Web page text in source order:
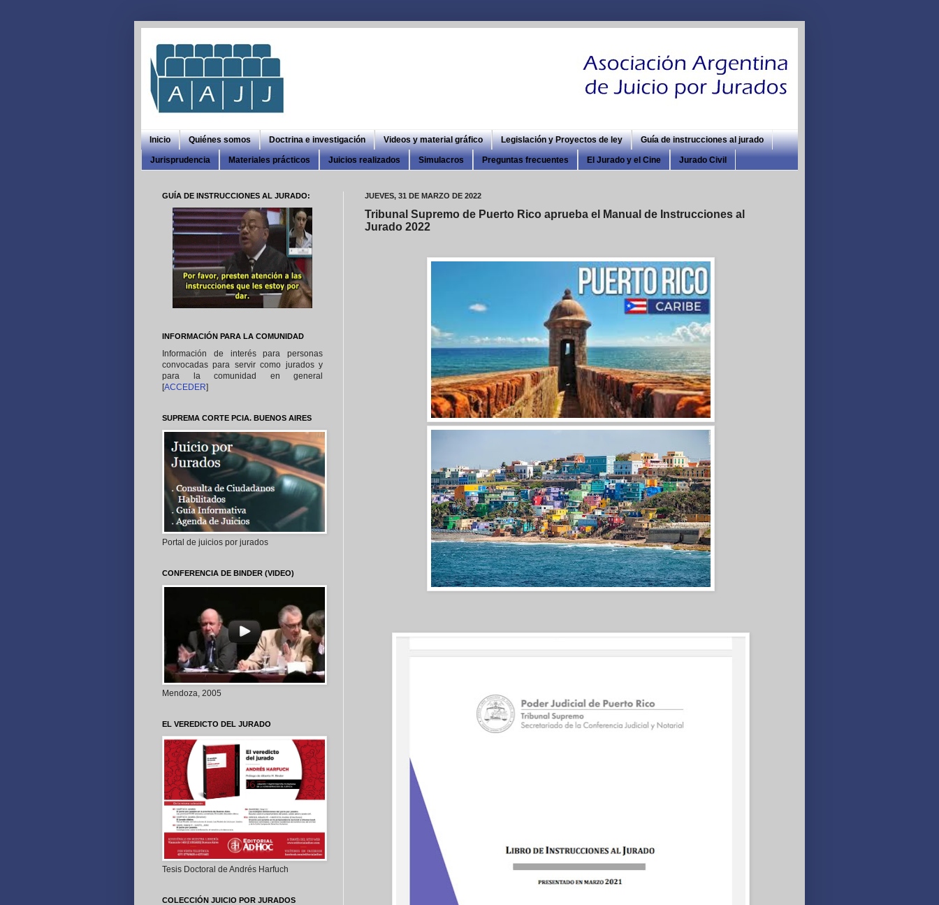
Inicio Quiénes somos Doctrina e investigación Videos y material gráfico Legislación y Proyectos de ley Guía de instrucciones al jurado
Jurisprudencia Materiales prácticos Juicios realizados Simulacros Preguntas frecuentes El Jurado y el Cine Jurado Civil
JUEVES, 31 DE MARZO DE 2022
Tribunal Supremo de Puerto Rico aprueba el Manual de Instrucciones al
Jurado 2022
GUÍA DE INSTRUCCIONES AL JURADO:
INFORMACIÓN PARA LA COMUNIDAD
Información de interés para personas
convocadas para servir como jurados y
para la comunidad en general
[ACCEDER]
SUPREMA CORTE PCIA. BUENOS AIRES
Portal de juicios por jurados
CONFERENCIA DE BINDER (VIDEO)
Mendoza, 2005
EL VEREDICTO DEL JURADO
Tesis Doctoral de Andrés Harfuch
COLECCIÓN JUICIO POR JURADOS